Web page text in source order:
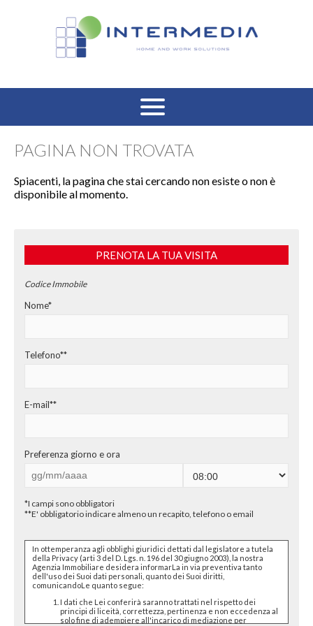
HOME
VENDITA RESIDENZIALE
VENDITA COMMERCIALE
AFFITTO COMMERCIALE
CONTATTI
PAGINA NON TROVATA
Spiacenti, la pagina che stai cercando non esiste o non è
disponibile al momento.
PRENOTA LA TUA VISITA
Codice Immobile
Nome*
Telefono**
E-mail**
Preferenza giorno e ora
*I campi sono obbligatori
**E' obbligatorio indicare almeno un recapito, telefono o email
In ottemperanza agli obblighi giuridici dettati dal legislatore a tutela
della Privacy (arti 3 del D. Lgs. n. 196 del 30 giugno 2003), la nostra
Agenzia Immobiliare desidera informarLa in via preventiva tanto
dell'uso dei Suoi dati personali, quanto dei Suoi diritti,
comunicandoLe quanto segue:
I dati che Lei conferirà saranno trattati nel rispetto dei
principi di liceità, correttezza, pertinenza e non eccedenza al
solo fine di adempiere all'incarico di mediazione per